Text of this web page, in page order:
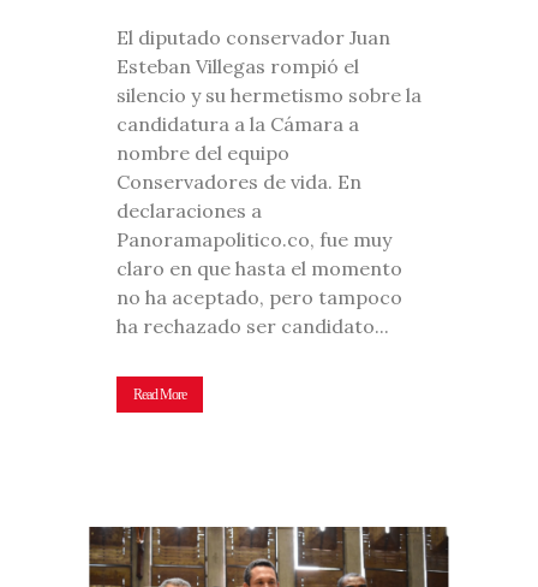
El diputado conservador Juan
Esteban Villegas rompió el
silencio y su hermetismo sobre la
candidatura a la Cámara a
nombre del equipo
Conservadores de vida. En
declaraciones a
Panoramapolitico.co, fue muy
claro en que hasta el momento
no ha aceptado, pero tampoco
ha rechazado ser candidato...
Read More